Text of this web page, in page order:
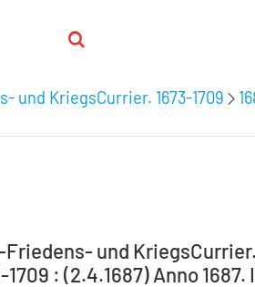
und KriegsCurrier. 1673-1709
und
: (2.4.1687) Anno